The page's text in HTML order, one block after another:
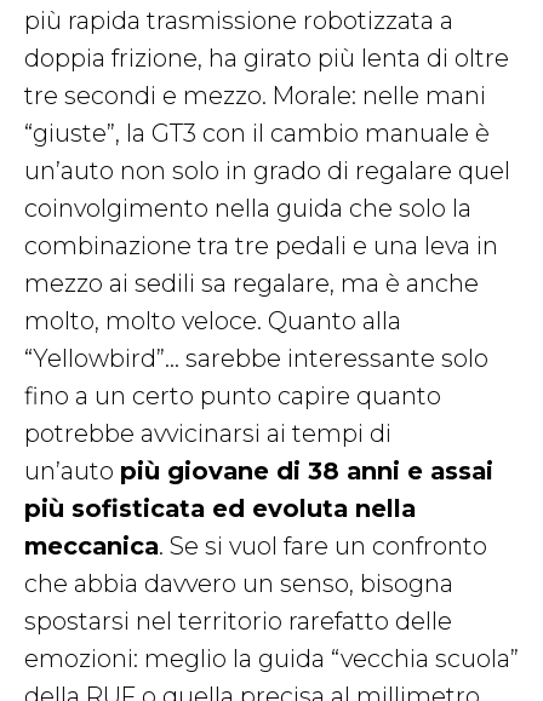
più rapida trasmissione robotizzata a
doppia frizione, ha girato più lenta di oltre
tre secondi e mezzo. Morale: nelle mani
“giuste”, la GT3 con il cambio manuale è
un’auto non solo in grado di regalare quel
coinvolgimento nella guida che solo la
combinazione tra tre pedali e una leva in
mezzo ai sedili sa regalare, ma è anche
molto, molto veloce. Quanto alla
“Yellowbird”… sarebbe interessante solo
fino a un certo punto capire quanto
potrebbe avvicinarsi ai tempi di
un’auto più giovane di 38 anni e assai
più sofisticata ed evoluta nella
meccanica. Se si vuol fare un confronto
che abbia davvero un senso, bisogna
spostarsi nel territorio rarefatto delle
emozioni: meglio la guida “vecchia scuola”